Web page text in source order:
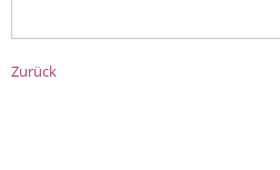
Zurück